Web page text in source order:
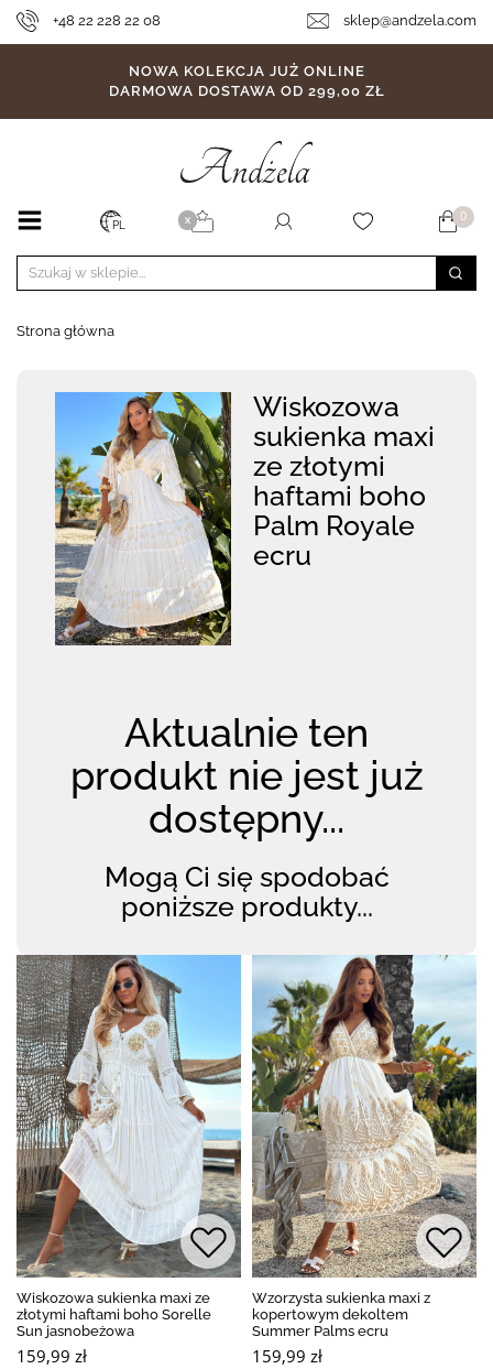
+48 22 228 22 08 sklep@andzela.com
NOWA KOLEKCJA JUŻ ONLINE
DARMOWA DOSTAWA OD 299,00 ZŁ
PL X 0
Strona główna
Wiskozowa
sukienka maxi
ze złotymi
haftami boho
Palm Royale
ecru
Aktualnie ten
produkt nie jest już
dostępny...
Mogą Ci się spodobać
poniższe produkty...
Wiskozowa sukienka maxi ze
złotymi haftami boho Sorelle
Sun jasnobeżowa
159,99 zł
Wzorzysta sukienka maxi z
kopertowym dekoltem
Summer Palms ecru
159,99 zł